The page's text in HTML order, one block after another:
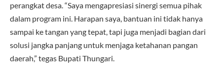
perangkat desa. “Saya mengapresiasi sinergi semua pihak
dalam program ini. Harapan saya, bantuan ini tidak hanya
sampai ke tangan yang tepat, tapi juga menjadi bagian dari
solusi jangka panjang untuk menjaga ketahanan pangan
daerah,” tegas Bupati Thungari.